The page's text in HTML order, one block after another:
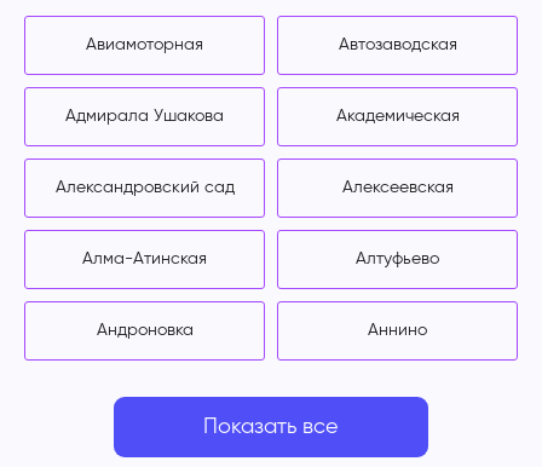
Авиамоторная Автозаводская
Адмирала Ушакова Академическая
Александровский сад Алексеевская
Алма-Атинская Алтуфьево
Андроновка Аннино
Показать все